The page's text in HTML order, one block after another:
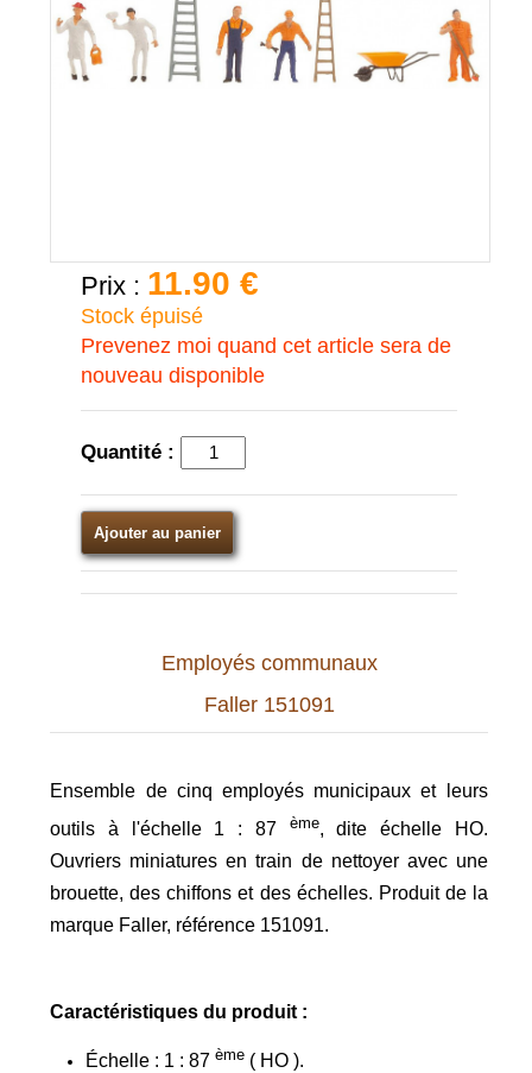
Prix : 11.90 €
Stock épuisé
Prevenez moi quand cet article sera de
nouveau disponible
Quantité :
Ajouter au panier
Employés communaux
Faller 151091
Ensemble de cinq employés municipaux et leurs
outils à l'échelle 1 : 87 ème, dite échelle HO.
Ouvriers miniatures en train de nettoyer avec une
brouette, des chiffons et des échelles. Produit de la
marque Faller, référence 151091.
Caractéristiques du produit :
Échelle : 1 : 87ème ( HO ).